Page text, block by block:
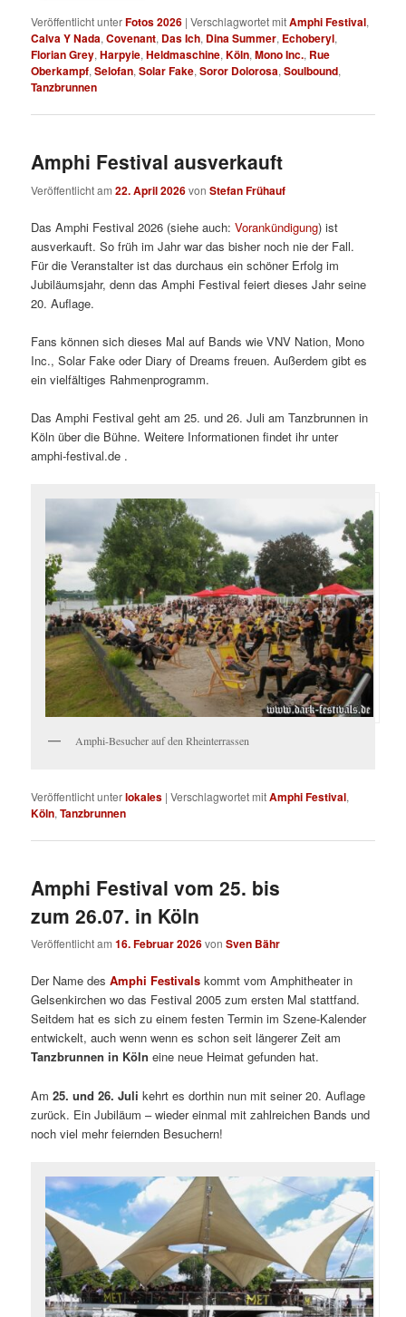
Veröffentlicht unterFotos 2026 |Verschlagwortet mitAmphi Festival,
Calva Y Nada,Covenant, Das Ich, Dina Summer, Echoberyl,
Florian Grey,Harpyie,Heldmaschine,Köln,Mono Inc., Rue
Oberkampf,Selofan,Solar Fake,Soror Dolorosa,Soulbound,
Tanzbrunnen
Amphi Festival ausverkauft
Veröffentlicht am22. April 2026vonStefan Frühauf
Das Amphi Festival 2026 (siehe auch:Vorankündigung) ist
ausverkauft. So früh im Jahr war das bisher noch nie der Fall.
Für die Veranstalter ist das durchaus ein schöner Erfolg im
Jubiläumsjahr, denn das Amphi Festival feiert dieses Jahr seine
20. Auflage.
Fans können sich dieses Mal auf Bands wie VNV Nation, Mono
Inc., Solar Fake oder Diary of Dreams freuen. Außerdem gibt es
ein vielfältiges Rahmenprogramm.
Das Amphi Festival geht am 25. und 26. Juli am Tanzbrunnen in
Köln über die Bühne. Weitere Informationen findet ihr unter
amphi-festival.de .
Amphi-Besucher auf den Rheinterrassen
Veröffentlicht unterlokales |Verschlagwortet mitAmphi Festival,
Köln,Tanzbrunnen
Amphi Festival vom 25. bis
zum 26.07. in Köln
Veröffentlicht am16. Februar 2026vonSven Bähr
Der Name desAmphi Festivals kommt vom Amphitheater in
Gelsenkirchen wo das Festival 2005 zum ersten Mal stattfand.
Seitdem hat es sich zu einem festen Termin im Szene-Kalender
entwickelt, auch wenn wenn es schon seit längerer Zeit am
Tanzbrunnen in Köln eine neue Heimat gefunden hat.
Am25. und 26. Juli kehrt es dorthin nun mit seiner 20. Auflage
zurück. Ein Jubiläum – wieder einmal mit zahlreichen Bands und
noch viel mehr feiernden Besuchern!